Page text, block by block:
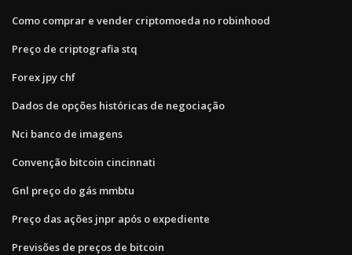
Como comprar e vender criptomoeda no robinhood
Preço de criptografia stq
Forex jpy chf
Dados de opções históricas de negociação
Nci banco de imagens
Convenção bitcoin cincinnati
Gnl preço do gás mmbtu
Preço das ações jnpr após o expediente
Previsões de preços de bitcoin